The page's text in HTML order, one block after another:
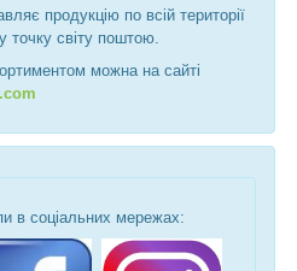
продукцію по всій території
точку світу поштою.
можна на сайті
в соціальних мережах: